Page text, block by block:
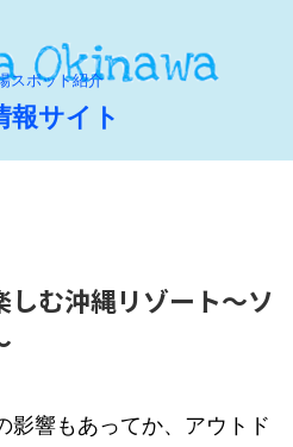
スポット紹介
報サイト
む沖縄リゾート～ソ
響もあってか、 アウトド